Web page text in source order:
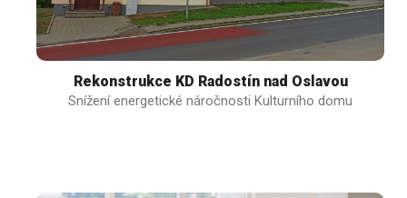
Rekonstrukce KD Radostín nad Oslavou
Snížení energetické náročnosti Kulturního domu